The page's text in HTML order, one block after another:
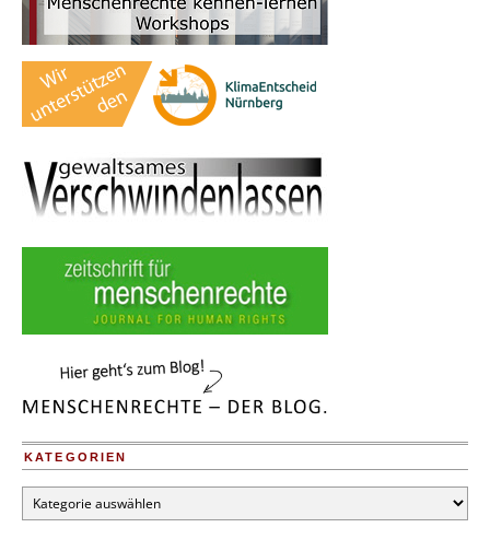
KATEGORIEN
Kategorien